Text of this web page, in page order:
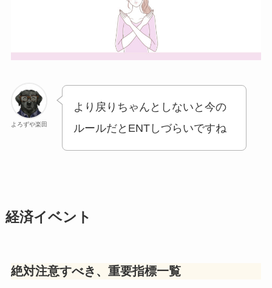
よろずや楽田
より戻りちゃんとしないと今の
ルールだとENTしづらいですね
経済イベント
絶対注意すべき、重要指標一覧